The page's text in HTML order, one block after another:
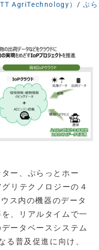
AgriTechnology）/ぷら
ー、ぷらっとホー
リテクノロジーの４
ス内の機器のデータ
、リアルタイムで一
ータベースシステム
る普及促進に向け、